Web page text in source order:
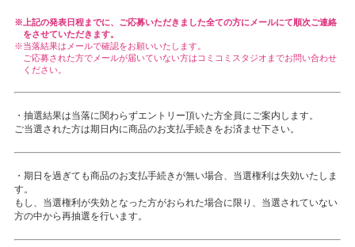
上記の発表日程までに、ご応募いただきました全ての方にメールにて順次ご連絡
をさせていただきます。
当落結果はメールで確認をお願いいたします。
ご応募された方でメールが届いていない方はコミコミスタジオまでお問い合わせ
ください。
・抽選結果は当落に関わらずエントリー頂いた方全員にご案内します。
ご当選された方は期日内に商品のお支払手続き をお済ませ下さい。
・期日を過ぎても商品のお支払手続きが無い場合、当選権利は失効いたしま
す。
もし、当選権利が失効となった方がおられた場合に限り、当選されていない
方の中から再抽選を行います。